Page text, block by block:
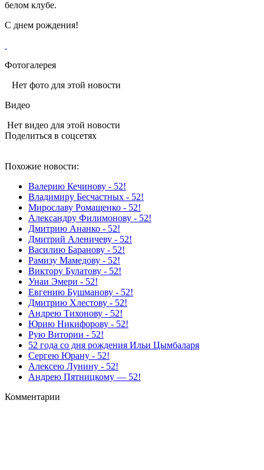
белом клубе.
С днем рождения!
Фотогалерея
Нет фото для этой новости
Видео
Нет видео для этой новости
Поделиться в соцсетях
Похожие новости:
Валерию Кечинову - 52!
Владимиру Бесчастных - 52!
Мирославу Ромащенко - 52!
Александру Филимонову - 52!
Дмитрию Ананко - 52!
Дмитрий Аленичеву - 52!
Василию Баранову - 52!
Рамизу Мамедову - 52!
Виктору Булатову - 52!
Унаи Эмери - 52!
Евгению Бушманову - 52!
Дмитрию Хлестову - 52!
Андрею Тихонову - 52!
Юрию Никифорову - 52!
Рую Витории - 52!
52 года со дня рождения Ильи Цымбаларя
Сергею Юрану - 52!
Алексею Лунину - 52!
Андрею Пятницкому — 52!
Комментарии